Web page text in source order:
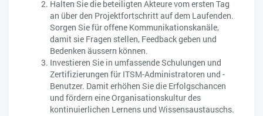
Halten Sie die beteiligten Akteure vom ersten Tag
an über den Projektfortschritt auf dem Laufenden.
Sorgen Sie für offene Kommunikationskanäle,
damit sie Fragen stellen, Feedback geben und
Bedenken äussern können.
Investieren Sie in umfassende Schulungen und
Zertifizierungen für ITSM-Administratoren und -
Benutzer. Damit erhöhen Sie die Erfolgschancen
und fördern eine Organisationskultur des
kontinuierlichen Lernens und Wissensaustauschs.